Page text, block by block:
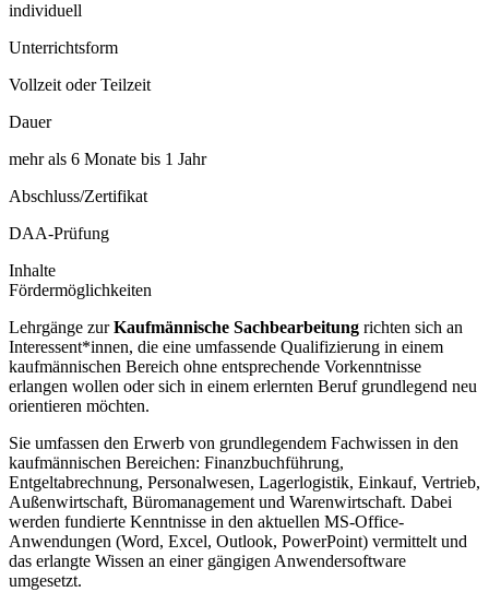
individuell
Unterrichtsform
Vollzeit oder Teilzeit
Dauer
mehr als 6 Monate bis 1 Jahr
Abschluss/Zertifikat
DAA-Prüfung
Inhalte
Fördermöglichkeiten
Lehrgänge zurKaufmännische Sachbearbeitung richten sich an
Interessent*innen, die eine umfassende Qualifizierung in einem
kaufmännischen Bereich ohne entsprechende Vorkenntnisse
erlangen wollen oder sich in einem erlernten Beruf grundlegend neu
orientieren möchten.
Sie umfassen den Erwerb von grundlegendem Fachwissen in den
kaufmännischen Bereichen: Finanzbuchführung,
Entgeltabrechnung, Personalwesen, Lagerlogistik, Einkauf, Vertrieb,
Außenwirtschaft, Büromanagement und Warenwirtschaft. Dabei
werden fundierte Kenntnisse in den aktuellen MS-Office-
Anwendungen (Word, Excel, Outlook, PowerPoint) vermittelt und
das erlangte Wissen an einer gängigen Anwendersoftware
umgesetzt.